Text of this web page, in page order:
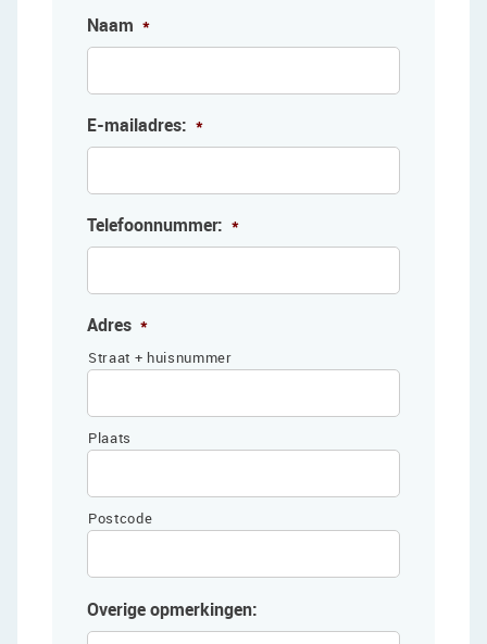
Naam *
E-mailadres: *
Telefoonnummer: *
Adres *
Straat + huisnummer
Plaats
Postcode
Overige opmerkingen: